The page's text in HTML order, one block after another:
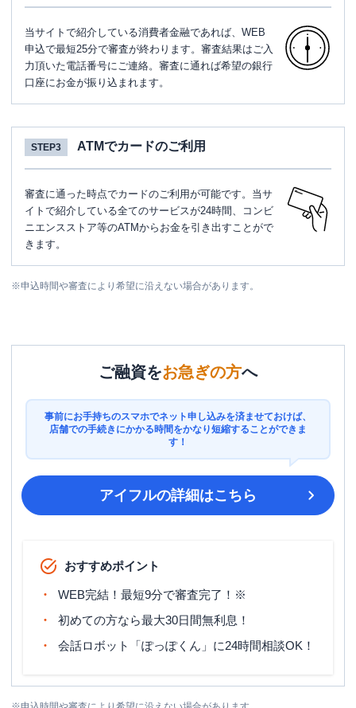
当サイトで紹介している消費者金融であれば、WEB
申込で最短25分で審査が終わります。審査結果はご入
力頂いた電話番号にご連絡。審査に通れば希望の銀行
口座にお金が振り込まれます。
STEP3 ATMでカードのご利用
審査に通った時点でカードのご利用が可能です。当サ
イトで紹介している全てのサービスが24時間、コンビ
ニエンスストア等のATMからお金を引き出すことがで
きます。
※申込時間や審査により希望に沿えない場合があります。
ご融資をお急ぎの方へ
事前にお手持ちのスマホでネット申し込みを済ませておけば、
店舗での手続きにかかる時間をかなり短縮することができま
す！
アイフルの詳細はこちら
おすすめポイント
WEB完結！最短9分で審査完了！※
初めての方なら最大30日間無利息！
会話ロボット「ぽっぽくん」に24時間相談OK！